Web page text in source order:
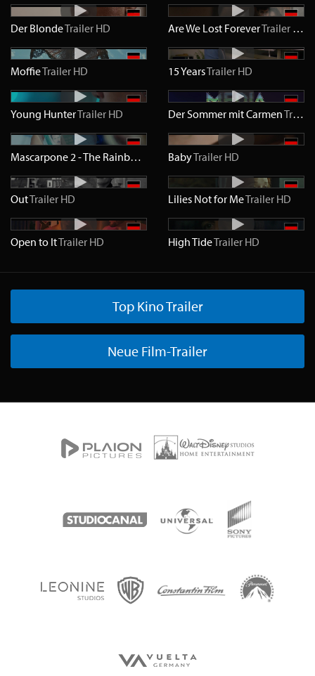
Der BlondeTrailer HD Are We Lost ForeverTrailer HD
MoffieTrailer HD 15 YearsTrailer HD
Young HunterTrailer HD Der Sommer mit CarmenTrailer
Mascarpone 2 - The Rainbow Cake TrailerHD
BabyTrailer HD
OutTrailer HD Lilies Not for MeTrailer HD
Open to ItTrailer HD High TideTrailer HD
Top Kino Trailer
Neue Film-Trailer